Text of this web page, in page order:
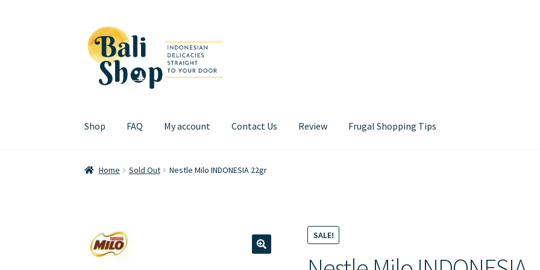
Skip
to
navigation
Skip
to
content
Shop FAQ My account Contact Us Review Frugal Shopping Tips
Home Cart Checkout FAQ My accountReview
Home Sold Out Nestle Milo INDONESIA 22gr
SALE!